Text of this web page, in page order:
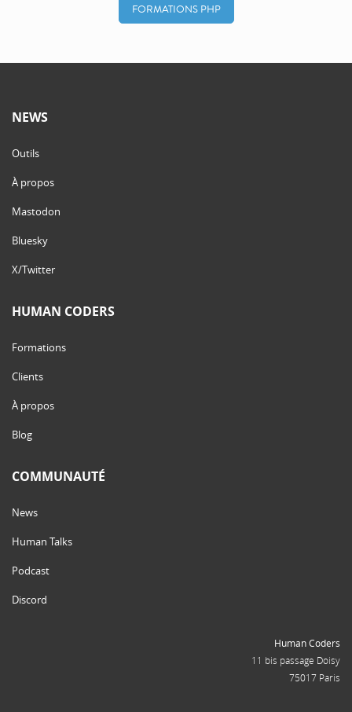
FORMATIONS PHP
NEWS
Outils
À propos
Mastodon
Bluesky
X/Twitter
HUMAN CODERS
Formations
Clients
À propos
Blog
COMMUNAUTÉ
News
Human Talks
Podcast
Discord
Human Coders
11 bis passage Doisy
75017 Paris